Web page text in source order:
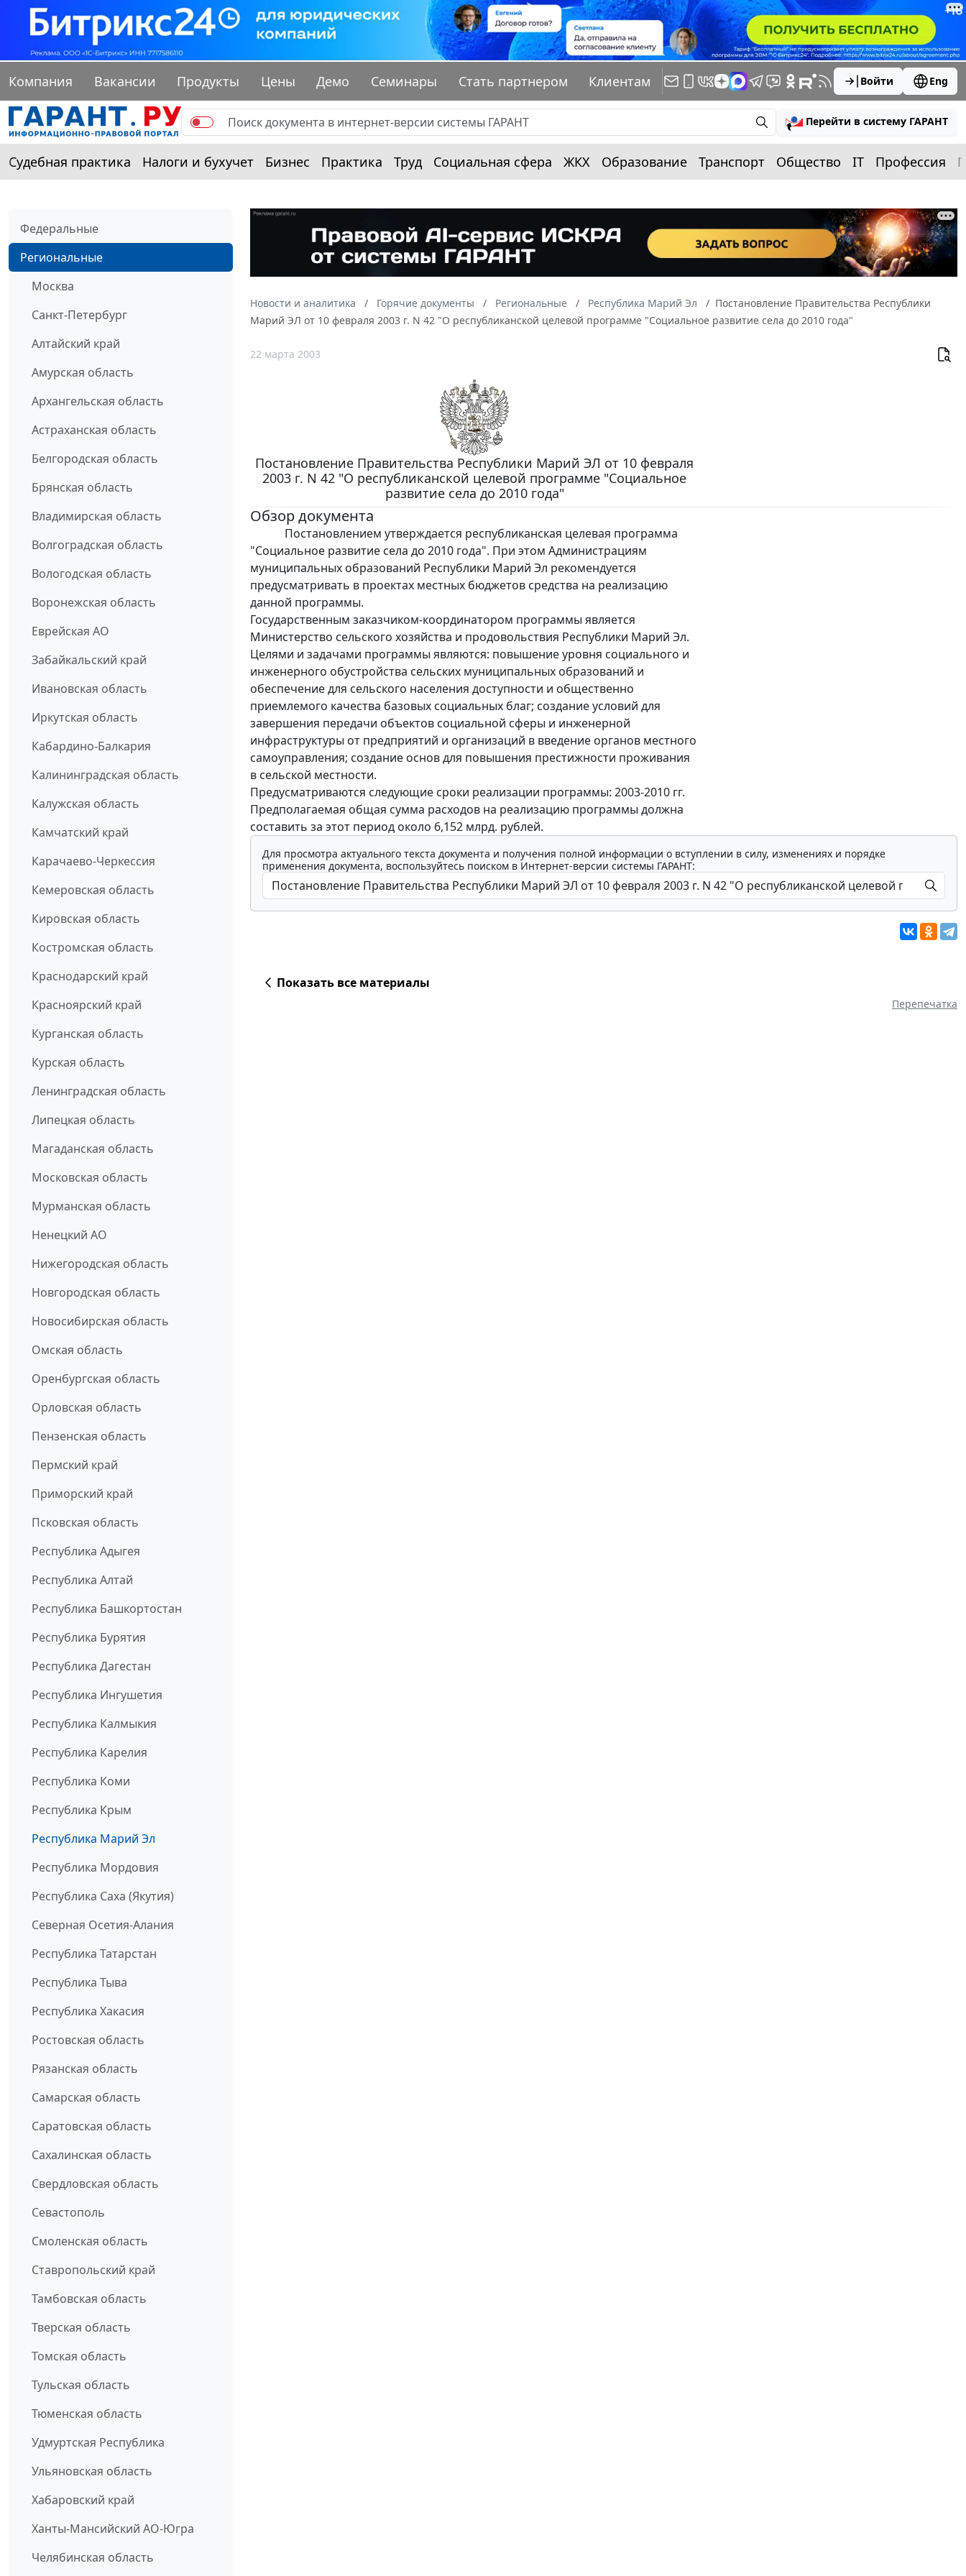
Компания Вакансии Продукты Цены Демо Семинары Стать партнером Клиентам Войти Eng
Перейти в систему ГАРАНТ
Судебная практика Налоги и бухучет Бизнес Практика Труд Социальная сфера ЖКХ Образование Транспорт Общество IT Профессия
Федеральные
Региональные
Москва
Санкт-Петербург
Алтайский край
Амурская область
Архангельская область
Астраханская область
Белгородская область
Брянская область
Владимирская область
Волгоградская область
Вологодская область
Воронежская область
Еврейская АО
Забайкальский край
Ивановская область
Иркутская область
Кабардино-Балкария
Калининградская область
Калужская область
Камчатский край
Карачаево-Черкессия
Кемеровская область
Кировская область
Костромская область
Краснодарский край
Красноярский край
Курганская область
Курская область
Ленинградская область
Липецкая область
Магаданская область
Московская область
Мурманская область
Ненецкий АО
Нижегородская область
Новгородская область
Новосибирская область
Омская область
Оренбургская область
Орловская область
Пензенская область
Пермский край
Приморский край
Псковская область
Республика Адыгея
Республика Алтай
Республика Башкортостан
Республика Бурятия
Республика Дагестан
Республика Ингушетия
Республика Калмыкия
Республика Карелия
Республика Коми
Республика Крым
Республика Марий Эл
Республика Мордовия
Республика Саха (Якутия)
Северная Осетия-Алания
Республика Татарстан
Республика Тыва
Республика Хакасия
Ростовская область
Рязанская область
Самарская область
Саратовская область
Сахалинская область
Свердловская область
Севастополь
Смоленская область
Ставропольский край
Тамбовская область
Тверская область
Томская область
Тульская область
Тюменская область
Удмуртская Республика
Ульяновская область
Хабаровский край
Ханты-Мансийский АО-Югра
Челябинская область
Новости и аналитика Горячие документы Региональные Республика Марий Эл
Постановление Правительства Республики
Марий ЭЛ от 10 февраля 2003 г. N 42 "О республиканской целевой программе "Социальное развитие села до 2010 года"
22 марта 2003
Постановление Правительства Республики Марий ЭЛ от 10 февраля
2003 г. N 42 "О республиканской целевой программе "Социальное
развитие села до 2010 года"
Обзор документа
Постановлением утверждается республиканская целевая программа
"Социальное развитие села до 2010 года". При этом Администрациям
муниципальных образований Республики Марий Эл рекомендуется
предусматривать в проектах местных бюджетов средства на реализацию
данной программы.
Государственным заказчиком-координатором программы является
Министерство сельского хозяйства и продовольствия Республики Марий Эл.
Целями и задачами программы являются: повышение уровня социального и
инженерного обустройства сельских муниципальных образований и
обеспечение для сельского населения доступности и общественно
приемлемого качества базовых социальных благ; создание условий для
завершения передачи объектов социальной сферы и инженерной
инфраструктуры от предприятий и организаций в введение органов местного
самоуправления; создание основ для повышения престижности проживания
в сельской местности.
Предусматриваются следующие сроки реализации программы: 2003-2010 гг.
Предполагаемая общая сумма расходов на реализацию программы должна
составить за этот период около 6,152 млрд. рублей.
Для просмотра актуального текста документа и получения полной информации о вступлении в силу, изменениях и порядке
применения документа, воспользуйтесь поиском в Интернет-версии системы ГАРАНТ:
Показать все материалы
Перепечатка